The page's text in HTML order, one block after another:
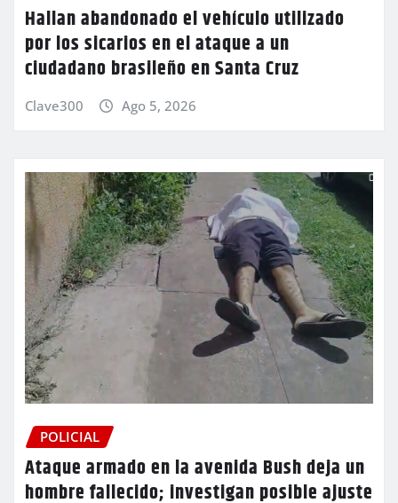
Hallan abandonado el vehículo utilizado
por los sicarios en el ataque a un
ciudadano brasileño en Santa Cruz
Clave300 Ago 5, 2026
POLICIAL
Ataque armado en la avenida Bush deja un
hombre fallecido; investigan posible ajuste